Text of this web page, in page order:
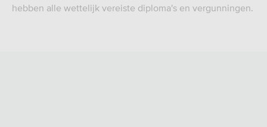
hebben alle wettelijk vereiste diploma's en vergunningen.